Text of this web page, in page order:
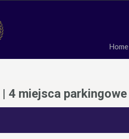
Home
4 miejsca parkingowe